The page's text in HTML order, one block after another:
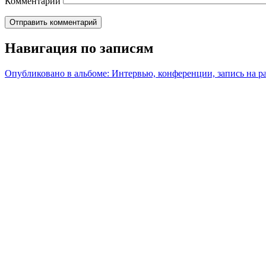
Навигация по записям
Опубликовано в альбоме: Интервью, конференции, запись на